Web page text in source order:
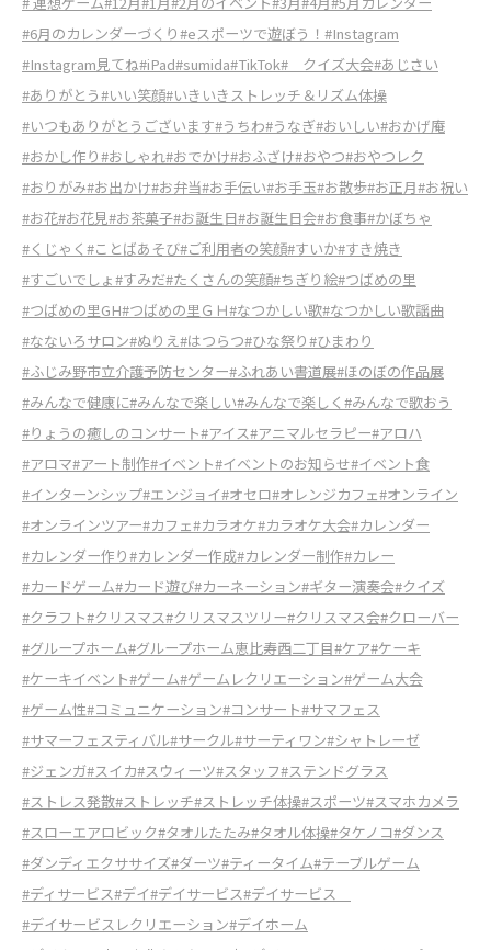
#6月のカレンダーづくり#eスポーツで遊ぼう！ #Instagram
#Instagram見てね#iPad#sumida#TikTok# クイズ大会#あじさい
#ありがとう#いい笑顔#いきいきストレッチ＆リズム体操
#いつもありがとうございます#うちわ#うなぎ#おいしい#おかげ庵
#おかし作り#おしゃれ#おでかけ#おふざけ#おやつ#おやつレク
#おりがみ#お出かけ#お弁当#お手伝い#お手玉#お散歩#お正月#お祝い
#お花#お花見#お茶菓子#お誕生日#お誕生日会#お食事#かぼちゃ
#くじゃく #ことばあそび#ご利用者の笑顔#すいか#すき焼き
#すごいでしょ#すみだ#たくさんの笑顔#ちぎり絵#つばめの里
#つばめの里GH#つばめの里ＧＨ#なつかしい歌#なつかしい歌謡曲
#なないろサロン#ぬりえ#はつらつ#ひな祭り#ひまわり
#ふじみ野市立介護予防センター#ふれあい書道展#ほのぼの作品展
#みんなで健康に#みんなで楽しい#みんなで楽しく #みんなで歌おう
#りょうの癒しのコンサート#アイス#アニマルセラピー#アロハ
#アロマ#アート制作#イベント#イベントのお知らせ#イベント食
#インターンシップ#エンジョイ#オセロ#オレンジカフェ#オンライン
#オンラインツアー#カフェ#カラオケ#カラオケ大会#カレンダー
#カレンダー作り#カレンダー作成#カレンダー制作#カレー
#カードゲーム#カード遊び#カーネーション#ギター演奏会#クイズ
#クラフト#クリスマス#クリスマスツリー#クリスマス会#クローバー
#グループホーム#グループホーム恵比寿西二丁目#ケア#ケーキ
#ケーキイベント#ゲーム#ゲームレクリエーション#ゲーム大会
#ゲーム性#コミュニケーション#コンサート#サマフェス
#サマーフェスティバル#サークル#サーティワン#シャトレーゼ
#ジェンガ#スイカ#スウィーツ#スタッフ#ステンドグラス
#ストレス発散#ストレッチ#ストレッチ体操#スポーツ#スマホカメラ
#スローエアロビック#タオルたたみ#タオル体操#タケノコ#ダンス
#ダンディエクササイズ#ダーツ#ティータイム#テーブルゲーム
#ディサービス#デイ#デイサービス#デイサービス
#デイサービスレクリエーション#デイホーム